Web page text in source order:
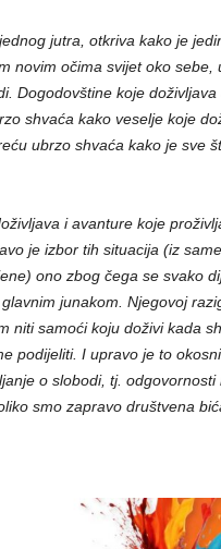
jutra, otkriva kako je
novim očima svijet oko sebe,
Dogodovštine koje
shvaća kako veselje koje
ubrzo shvaća kako je sve
i avanture koje
je izbor tih situacija (iz
ono zbog čega se svako
junakom. Njegovoj
niti samoći koju doživi kada
podijeliti. I upravo je to
o slobodi, tj. odgovornosti
smo zapravo društvena